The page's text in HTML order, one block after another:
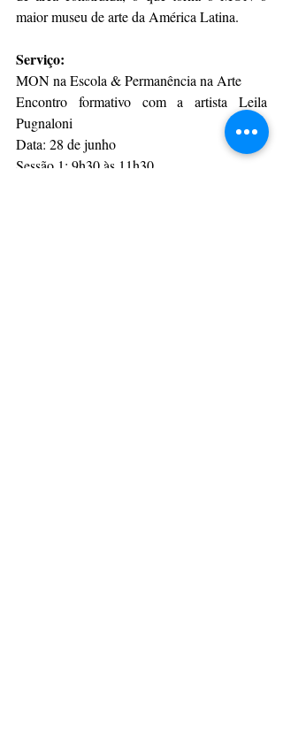
maior museu de arte da América Latina.
Serviço:
MON na Escola & Permanência na Arte
Encontro formativo com a artista Leila
Pugnaloni
Data: 28 de junho
Sessão 1: 9h30 às 11h30